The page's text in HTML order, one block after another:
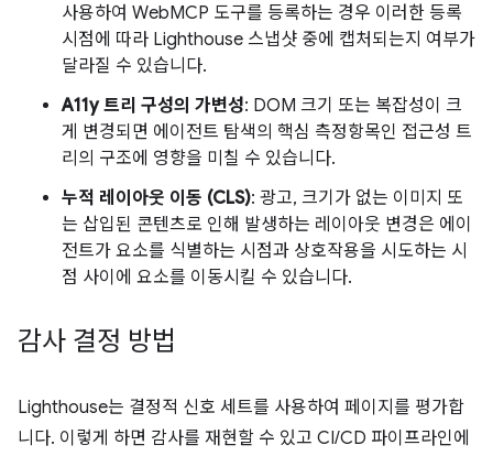
사용하여 WebMCP 도구를 등록하는 경우 이러한 등록
시점에 따라 Lighthouse 스냅샷 중에 캡처되는지 여부가
달라질 수 있습니다.
A11y 트리 구성의 가변성: DOM 크기 또는 복잡성이 크
게 변경되면 에이전트 탐색의 핵심 측정항목인 접근성 트
리의 구조에 영향을 미칠 수 있습니다.
누적 레이아웃 이동 (CLS): 광고, 크기가 없는 이미지 또
는 삽입된 콘텐츠로 인해 발생하는 레이아웃 변경은 에이
전트가 요소를 식별하는 시점과 상호작용을 시도하는 시
점 사이에 요소를 이동시킬 수 있습니다.
감사 결정 방법
Lighthouse는 결정적 신호 세트를 사용하여 페이지를 평가합
니다. 이렇게 하면 감사를 재현할 수 있고 CI/CD 파이프라인에